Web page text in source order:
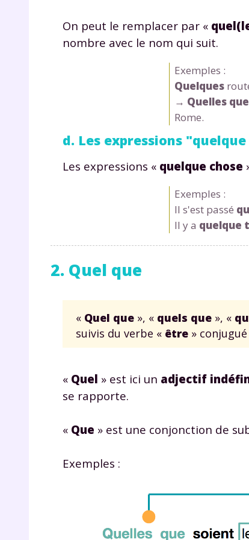
On peut le remplacer par «
nombre avec le nom qui suit.
Exemples :
Quelques
→ Quelles
Rome.
d. Les expressions
Les expressions « quelque chose
Exemples :
Il s'est passé
Il y a quelque
2. Quel que
« Quel que », « quels que », «
suivis du verbe « être » conjugué
« Quel » est ici un adjectif
se rapporte.
« Que » est une conjonction de
Exemples :